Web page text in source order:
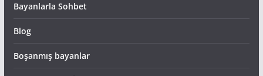
Bayanlarla Sohbet
Blog
Boşanmış bayanlar